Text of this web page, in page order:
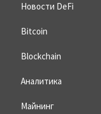
Новости DeFi
Bitcoin
Blockchain
Аналитика
Майнинг
Home»Bitcoin